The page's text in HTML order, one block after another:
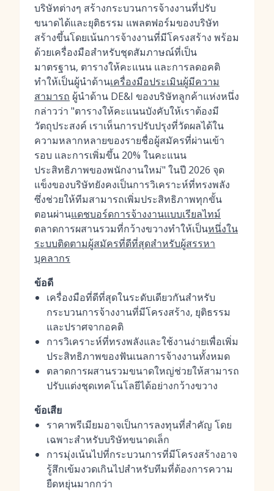
บริษัทต่างๆ สร้างกระบวนการจ้างงานที่ปรับ
ขนาดได้และยุติธรรม แพลตฟอร์มของบริษัท
สร้างขึ้นโดยเน้นการจ้างงานที่มีโครงสร้าง พร้อม
ด้วยเครื่องมือสำหรับชุดสัมภาษณ์ที่เป็น
มาตรฐาน, ตารางให้คะแนน และการลดอคติ
ทำให้เป็นผู้นำด้านเครื่องมือประเมินผู้มีความ
สามารถ ผู้นำด้าน DE&I ของบริษัทลูกค้าแห่งหนึ่ง
กล่าวว่า "ตารางให้คะแนนบังคับให้เราต้องมี
วัตถุประสงค์ เราเห็นการปรับปรุงที่วัดผลได้ใน
ความหลากหลายของรายชื่อผู้สมัครที่ผ่านเข้า
รอบ และการเพิ่มขึ้น 20% ในคะแนน
ประสิทธิภาพของพนักงานใหม่" ในปี 2026 จุด
แข็งของบริษัทยังคงเป็นการวิเคราะห์ที่ทรงพลัง
ซึ่งช่วยให้ทีมสามารถเพิ่มประสิทธิภาพทุกขั้น
ตอนผ่านแดชบอร์ดการจ้างงานแบบเรียลไทม์
ตลาดการผสานรวมที่กว้างขวางทำให้เป็นหนึ่งใน
ระบบติดตามผู้สมัครที่ดีที่สุดสำหรับผู้สรรหา
บุคลากร
ข้อดี
เครื่องมือที่ดีที่สุดในระดับเดียวกันสำหรับ
กระบวนการจ้างงานที่มีโครงสร้าง, ยุติธรรม
และปราศจากอคติ
การวิเคราะห์ที่ทรงพลังและใช้งานง่ายเพื่อเพิ่ม
ประสิทธิภาพของฟันเนลการจ้างงานทั้งหมด
ตลาดการผสานรวมขนาดใหญ่ช่วยให้สามารถ
ปรับแต่งชุดเทคโนโลยีได้อย่างกว้างขวาง
ข้อเสีย
ราคาพรีเมียมอาจเป็นการลงทุนที่สำคัญ โดย
เฉพาะสำหรับบริษัทขนาดเล็ก
การมุ่งเน้นไปที่กระบวนการที่มีโครงสร้างอาจ
รู้สึกเข้มงวดเกินไปสำหรับทีมที่ต้องการความ
ยืดหยุ่นมากกว่า